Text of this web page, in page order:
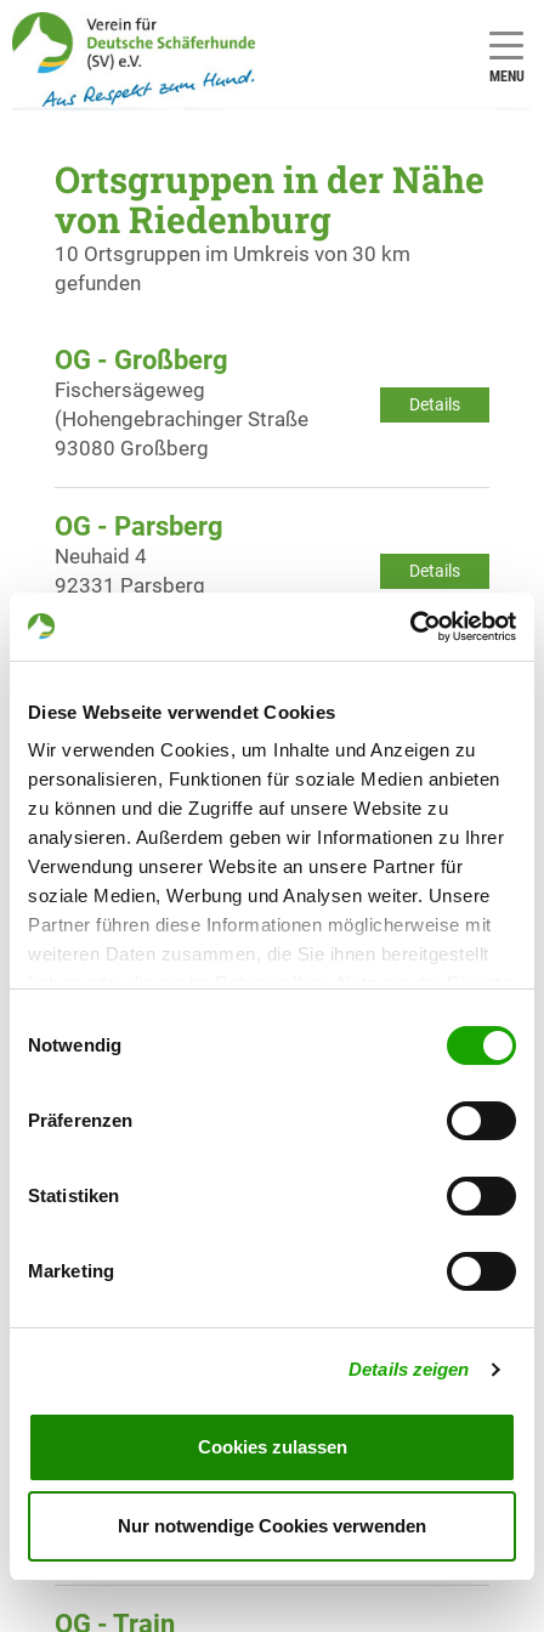
Diese Webseite verwendet Cookies
Wir verwenden Cookies, um Inhalte und Anzeigen zu
personalisieren, Funktionen für soziale Medien anbieten
zu können und die Zugriffe auf unsere Website zu
analysieren. Außerdem geben wir Informationen zu Ihrer
Verwendung unserer Website an unsere Partner für
soziale Medien, Werbung und Analysen weiter. Unsere
Partner führen diese Informationen möglicherweise mit
weiteren Daten zusammen, die Sie ihnen bereitgestellt
Cookies, wenn Sie unsere Webseite weiterhin nutzen.
Notwendig
Präferenzen
Statistiken
Marketing
Details zeigen
Cookies zulassen
Nur notwendige Cookies verwenden
MENU
Ortsgruppen in der Nähe
von Riedenburg
10 Ortsgruppen im Umkreis von 30 km
gefunden
OG - Großberg
Details
Fischersägeweg
(Hohengebrachinger Straße
93080 Großberg
OG - Parsberg
Details
Neuhaid 4
92331 Parsberg
OG - Abensberg
93326 Abensberg
OG - Bad Abbach
Details
Stinkelbrunn-Str. 31
93077 Bad Abbach
OG - Ingolstadt-Mailing e.V.
Am Roding
85055 Ingolstadt
Details
85053 Ingolstadt
OG - Kelheim e.V.
Details
93309 Kelheim
OG - Saal an der Donau
Details
In der Heide 4
OG - Train